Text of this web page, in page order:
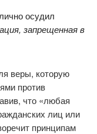
осудил
запрещенная в
веры, которую
против
что «любая
лиц или
принципам